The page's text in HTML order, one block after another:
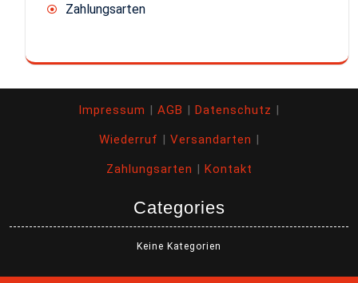
Zahlungsarten
Impressum | AGB | Datenschutz |
Wiederruf | Versandarten |
Zahlungsarten | Kontakt
Categories
Keine Kategorien